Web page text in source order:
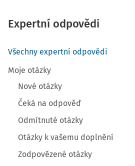
Expertní odpovědi
Všechny expertní odpovědi
Moje otázky
Nové otázky
Čeká na odpověď
Odmítnuté otázky
Otázky k vašemu doplnění
Zodpovězené otázky